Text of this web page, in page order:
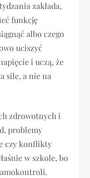
zakłada,
funkcję
albo czego
uciszyć
i uczą, że
sile, a nie na
zdrowotnych i
problemy
czy konflikty
w szkole, bo